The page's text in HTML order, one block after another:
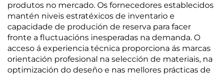
produtos no mercado. Os fornecedores establecidos
mantén niveis estratéxicos de inventario e
capacidade de produción de reserva para facer
fronte a fluctuacións inesperadas na demanda. O
acceso á experiencia técnica proporciona ás marcas
orientación profesional na selección de materiais, na
optimización do deseño e nas mellores prácticas de